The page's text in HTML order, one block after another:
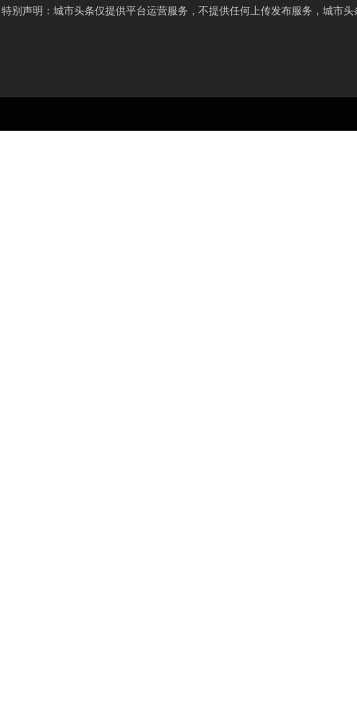
特别声明：城市头条仅提供平台运营服务，不提供任何上传发布服务，城市